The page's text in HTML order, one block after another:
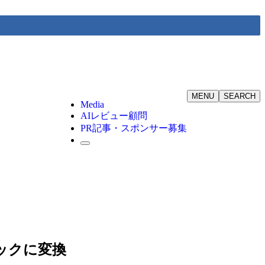
Media
AIレビュー顧問
PR記事・スポンサー募集
SEARCH
MENU
クに変換